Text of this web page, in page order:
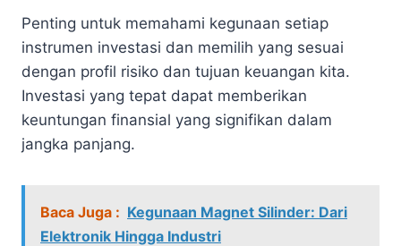
Penting untuk memahami kegunaan setiap
instrumen investasi dan memilih yang sesuai
dengan profil risiko dan tujuan keuangan kita.
Investasi yang tepat dapat memberikan
keuntungan finansial yang signifikan dalam
jangka panjang.
Baca Juga : Kegunaan Magnet Silinder: Dari
Elektronik Hingga Industri